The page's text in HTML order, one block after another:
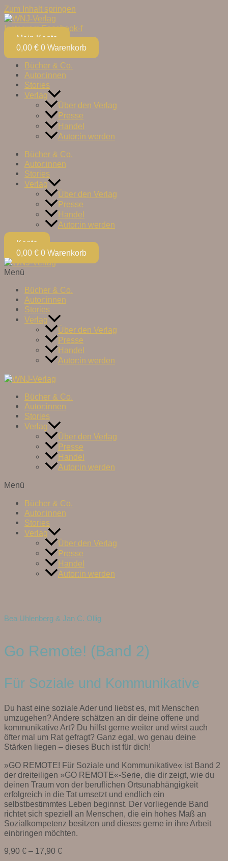
Zum Inhalt springen
Instagram Facebook-f
Mein Konto
0,00 € 0 Warenkorb
Bücher & Co.
Autor:innen
Stories
Verlag
Über den Verlag
Presse
Handel
Autor:in werden
Bücher & Co.
Autor:innen
Stories
Verlag
Über den Verlag
Presse
Handel
Autor:in werden
Konto
0,00 € 0 Warenkorb
Menü
Bücher & Co.
Autor:innen
Stories
Verlag
Über den Verlag
Presse
Handel
Autor:in werden
Bücher & Co.
Autor:innen
Stories
Verlag
Über den Verlag
Presse
Handel
Autor:in werden
Menü
Bücher & Co.
Autor:innen
Stories
Verlag
Über den Verlag
Presse
Handel
Autor:in werden
Bea Uhlenberg & Jan C. Ollig
Go Remote! (Band 2)
Für Soziale und Kommunikative
Du hast eine soziale Ader und liebst es, mit Menschen
umzugehen? Andere schätzen an dir deine offene und
kommunikative Art? Du hilfst gerne weiter und wirst auch
öfter mal um Rat gefragt? Ganz egal, wo genau deine
Stärken liegen – dieses Buch ist für dich!
»GO REMOTE! Für Soziale und Kommunikative« ist Band 2
der dreiteiligen »GO REMOTE«-Serie, die dir zeigt, wie du
deinen Traum von der beruflichen Ortsunabhängigkeit
erfolgreich in die Tat umsetzt und endlich ein
selbstbestimmtes Leben beginnst. Der vorliegende Band
richtet sich speziell an Menschen, die ein hohes Maß an
Sozialkompetenz besitzen und dieses gerne in ihre Arbeit
einbringen möchten.
9,90 € – 17,90 €